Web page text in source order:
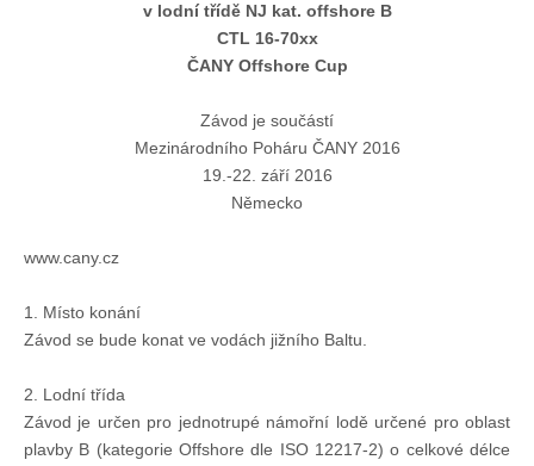
Lodě - registrace
Rádio (MF, HF, VHF)
Ostatní
Soutěže a závody
Offshore Cup
v lodní třídě NJ kat. offshore B
CTL 16-70xx
ČANY Offshore Cup
Závod je součástí
Mezinárodního Poháru ČANY 2016
19.-22. září 2016
Německo
www.cany.cz
1. Místo konání
Závod se bude konat ve vodách jižního Baltu.
2. Lodní třída
Závod je určen pro jednotrupé námořní lodě určené pro oblast
plavby B (kategorie Offshore dle ISO 12217-2) o celkové délce